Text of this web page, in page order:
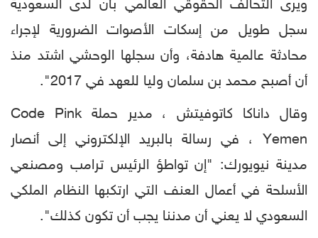
ويرى التحالف الحقوقي العالمي بأن لدى السعودية
سجل طويل من إسكات الأصوات الضرورية لإجراء
محادثة عالمية هادفة، وأن سجلها الوحشي اشتد منذ
أن أصبح محمد بن سلمان وليا للعهد في 2017".
وقال داناكا كاتوفيتش ، مدير حملة Code Pink
Yemen ، في رسالة بالبريد الإلكتروني إلى أنصار
مدينة نيويورك: "إن تواطؤ الرئيس ترامب ومصنعي
الأسلحة في أعمال العنف التي ارتكبها النظام الملكي
السعودي لا يعني أن مدننا يجب أن تكون كذلك".